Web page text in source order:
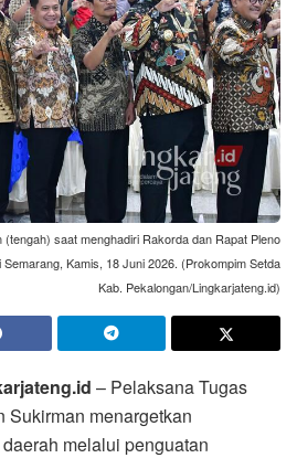
(tengah) saat menghadiri Rakorda dan Rapat Pleno
Kamis, 18 Juni 2026. (Prokompim Setda
Kab. Pekalongan/Lingkarjateng.id)
– Pelaksana Tugas
Sukirman menargetkan
melalui penguatan